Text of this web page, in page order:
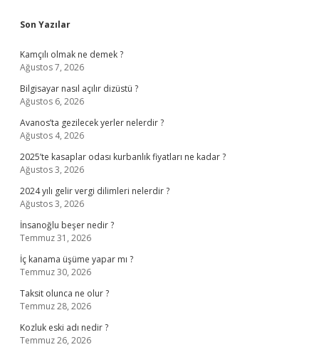
Sidebar
Son Yazılar
Kamçılı olmak ne demek ?
Ağustos 7, 2026
Bilgisayar nasıl açılır dizüstü ?
Ağustos 6, 2026
Avanos’ta gezilecek yerler nelerdir ?
Ağustos 4, 2026
2025’te kasaplar odası kurbanlık fiyatları ne kadar ?
Ağustos 3, 2026
2024 yılı gelir vergi dilimleri nelerdir ?
Ağustos 3, 2026
İnsanoğlu beşer nedir ?
Temmuz 31, 2026
İç kanama üşüme yapar mı ?
Temmuz 30, 2026
Taksit olunca ne olur ?
Temmuz 28, 2026
Kozluk eski adı nedir ?
Temmuz 26, 2026